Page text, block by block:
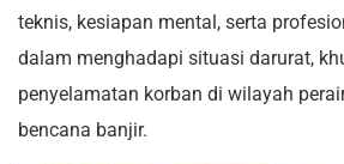
teknis, kesiapan mental, serta
dalam menghadapi situasi darurat,
penyelamatan korban di wilayah
bencana banjir.